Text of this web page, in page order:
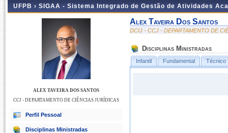
UFPB › SIGAA - Sistema Integrado de Gestão de Atividades
ALEX TAVEIRA DOS SANTOS
CCJ - DEPARTAMENTO DE CIÊNCIAS JURÍDICAS
Perfil Pessoal
Disciplinas Ministradas
Alex Taveira Dos Santos
DCIJ - CCJ - DEPARTAMENTO DE
Disciplinas Ministradas
Infantil Fundamental Técnico